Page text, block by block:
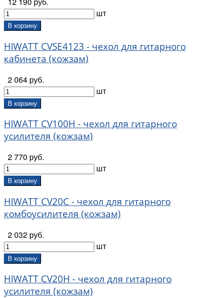
шт
В корзину
HIWATT CVSE4123 - чехол для гитарного
кабинета (кожзам)
2 064 руб.
шт
В корзину
HIWATT CV100H - чехол для гитарного
усилителя (кожзам)
2 770 руб.
шт
В корзину
HIWATT CV20C - чехол для гитарного
комбоусилителя (кожзам)
2 032 руб.
шт
В корзину
HIWATT CV20H - чехол для гитарного
усилителя (кожзам)